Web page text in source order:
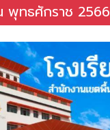
พุทธศักราช 2566